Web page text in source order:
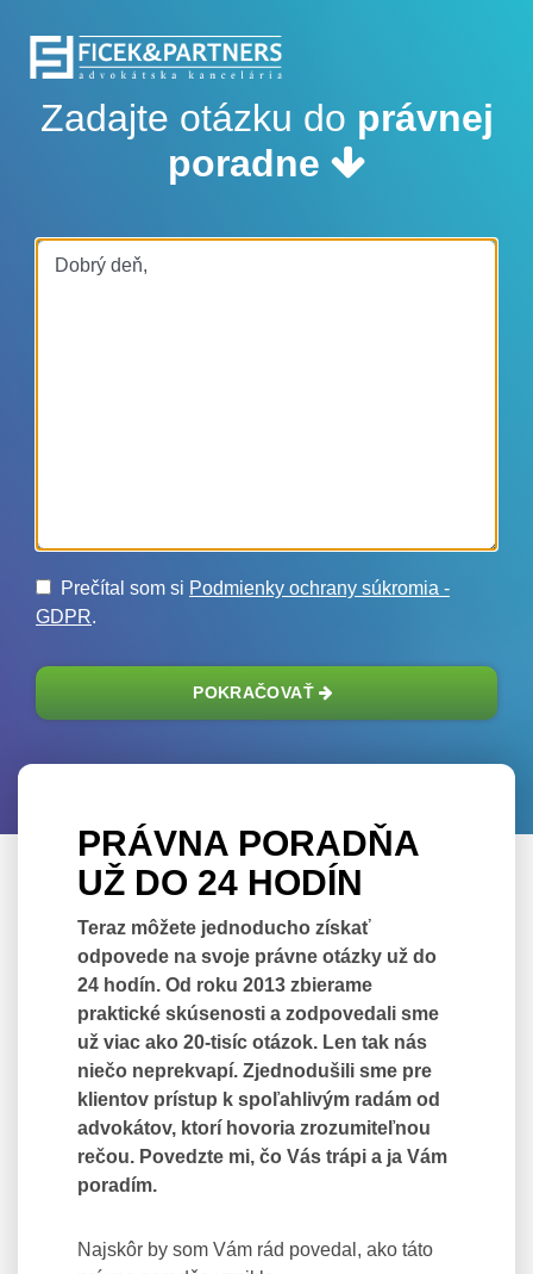
Zadajte otázku do právnej
poradne
Prečítal som si Podmienky ochrany súkromia -
GDPR.
POKRAČOVAŤ
PRÁVNA PORADŇA
UŽ DO 24 HODÍN
Teraz môžete jednoducho získať
odpovede na svoje právne otázky už do
24 hodín. Od roku 2013 zbierame
praktické skúsenosti a zodpovedali sme
už viac ako 20-tisíc otázok. Len tak nás
niečo neprekvapí. Zjednodušili sme pre
klientov prístup k spoľahlivým radám od
advokátov, ktorí hovoria zrozumiteľnou
rečou. Povedzte mi, čo Vás trápi a ja Vám
poradím.
Najskôr by som Vám rád povedal, ako táto